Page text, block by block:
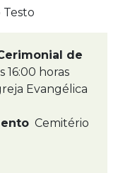
Testo
de
16:00 horas
Evangélica
Cemitério